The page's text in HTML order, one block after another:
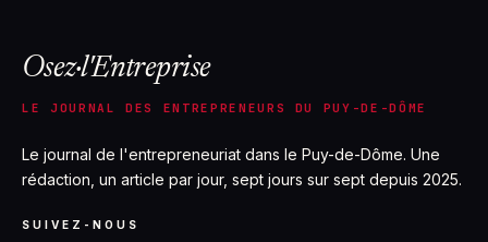
Osez·l'Entreprise
LE JOURNAL DES ENTREPRENEURS DU PUY-DE-DÔME
Le journal de l'entrepreneuriat dans le Puy-de-Dôme. Une
rédaction, un article par jour, sept jours sur sept depuis 2025.
SUIVEZ-NOUS